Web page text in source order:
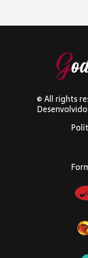
© All rights